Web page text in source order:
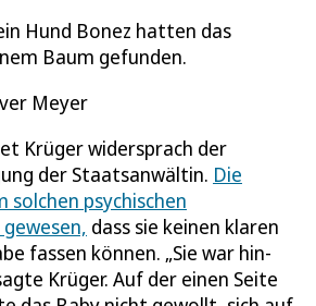
Hund Bonez hatten das
Baum gefunden.
Meyer
Krüger widersprach der
der Staatsanwältin. Die
psychischen
dass sie keinen klaren
fassen können. „Sie war hin-
Krüger. Auf der einen Seite